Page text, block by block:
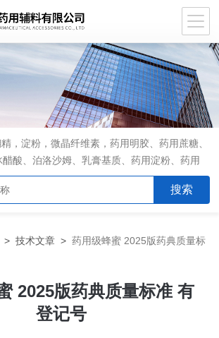
，淀粉，微晶纤维素，药用明胶、药用蔗糖、
酸、泊洛沙姆、乳膏基质、药用淀粉、药用
烯酸树脂系列、羧甲基淀粉钠、羧甲基纤维素
露醇、羟丙纤维素、羟丙基甲基纤维素、乳糖、
素，三氯蔗糖，麝香草酚，药用蜂蜜，
>技术文章 >药用级蜂蜜 2025版药典质量标
2025版药典质量标准 有
登记号